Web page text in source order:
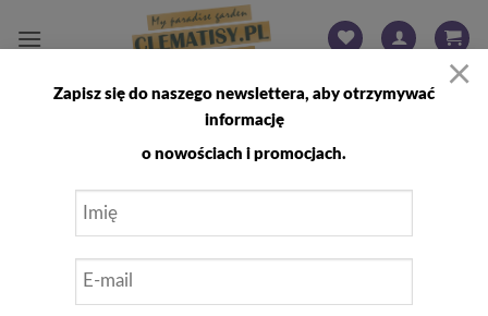
TRAWY OZDOBNE I BYLINY
FILTRUJ
×
Zapisz się do naszego newslettera, aby otrzymywać
informację
o nowościach i promocjach.